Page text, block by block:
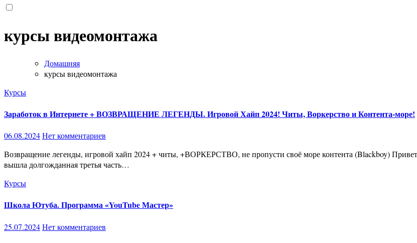
курсы видеомонтажа
Домашняя
курсы видеомонтажа
Курсы
Заработок в Интернете + ВОЗВРАЩЕНИЕ ЛЕГЕНДЫ. Игровой Хайп 2024! Читы, Воркерство и Контента-море!
06.08.2024Нет комментариев
Возвращение легенды, игровой хайп 2024 + читы, +ВОРКЕРСТВО, не пропусти своё море контента (Blackboy) Приветствую, друзья! Это снова я, Blackboy. Сегодня у нас большая новость —
вышла долгожданная третья часть…
Курсы
Школа Ютуба. Программа «YouTube Мастер»
25.07.2024Нет комментариев